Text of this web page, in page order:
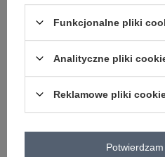
Zadzwoń+48 601 547 740
skład materiału : 70% bawełna, 30%
sposób prania : pranie w pralce w
MY RED LIPS
dominujący
casual sportowy
Funkcjonalne pliki
Analityczne pliki
Reklamowe pliki